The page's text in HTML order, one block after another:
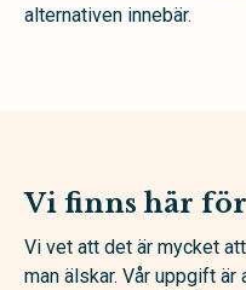
alternativen innebär.
Vi finns här
Vi vet att det är mycket
man älskar. Vår uppgift